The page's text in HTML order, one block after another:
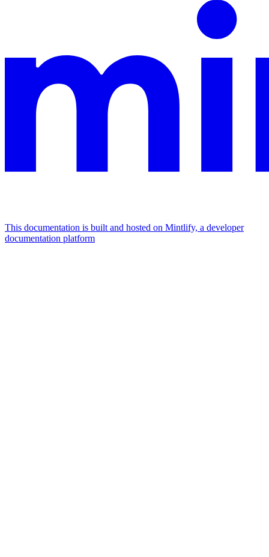
This documentation is built and hosted on Mintlify, a developer
documentation platform